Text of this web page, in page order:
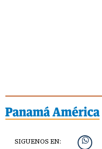
SIGUENOS EN: